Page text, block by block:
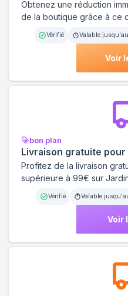
Obtenez une réduction
de la boutique grâce à ce
Vérifié Valable jusqu'au
Voir
bon plan
Livraison gratuite
Profitez de la livraison
supérieure à 99€ sur
Vérifié Valable
Voir